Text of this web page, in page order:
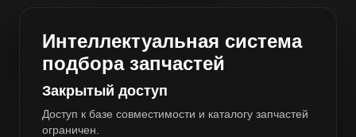
Интеллектуальная система
подбора запчастей
Закрытый доступ
Доступ к базе совместимости и каталогу запчастей
ограничен.